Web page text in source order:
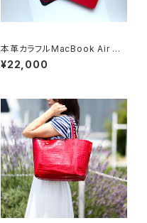
本革カラフルMacBook Air ケ
ース（7色展開）
¥22,000